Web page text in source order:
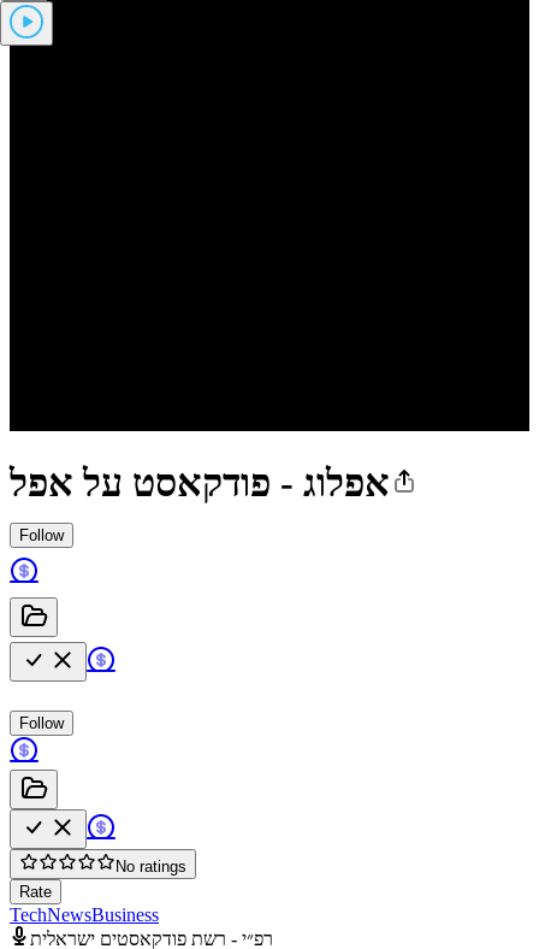
אפלוג - פודקאסט על אפל
Follow
Follow
No ratings
Rate
TechNewsBusiness
רפ״י - רשת פודקאסטים ישראלית